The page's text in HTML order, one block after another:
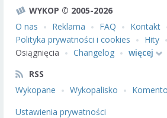
WYKOP © 2005-2026
O nas
Reklama FAQ Kontakt
Polityka prywatności i cookies
Hity
Osiągnięcia
Changelog
więcej
RSS
Wykopane
Wykopalisko
Ustawienia prywatności